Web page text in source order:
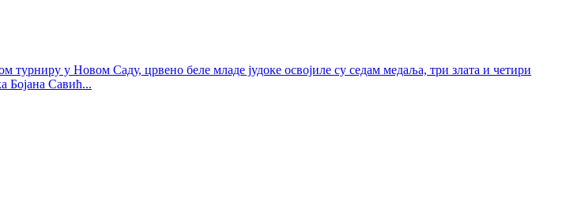
у Новом Саду, црвено беле младе јудоке освојиле су седам медаља, три злата и четири
Бојана Савић...